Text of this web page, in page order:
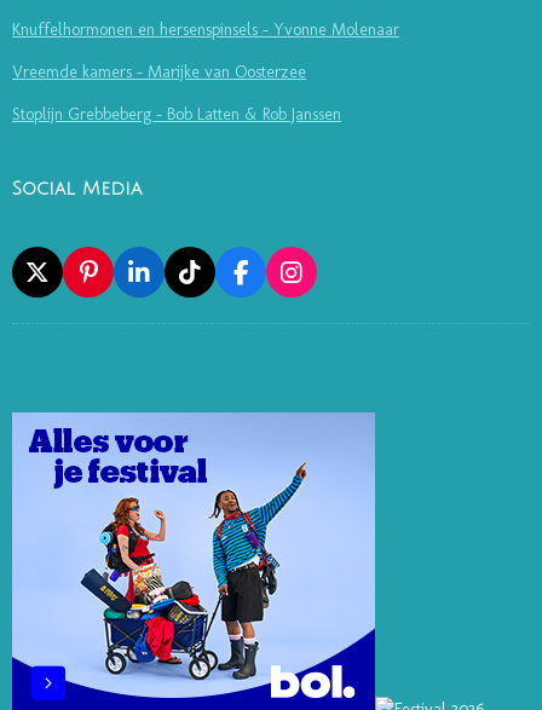
Knuffelhormonen en hersenspinsels - Yvonne Molenaar
Vreemde kamers - Marijke van Oosterzee
Stoplijn Grebbeberg - Bob Latten & Rob Janssen
Social Media
X
P
I
N
E
S
T
L
I
N
I
N
T
I
K
F
A
C
O
I
N
S
R
M